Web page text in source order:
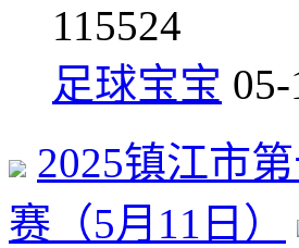
115524
足球宝宝
2025镇江市
赛（5月11日）